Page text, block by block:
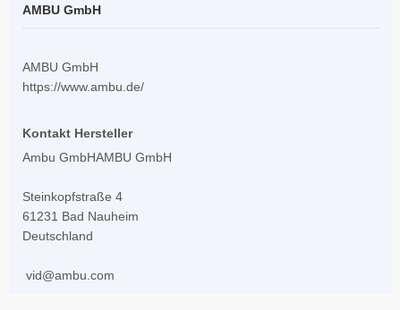
AMBU GmbH
AMBU GmbH
https://www.ambu.de/
Kontakt Hersteller
Ambu GmbHAMBU GmbH
Steinkopfstraße 4
61231 Bad Nauheim
Deutschland
vid@ambu.com